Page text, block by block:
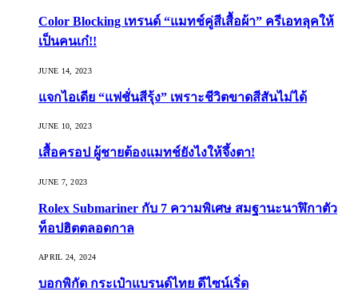
Color Blocking เทรนด์ “แมทช์คู่สีเสื้อผ้า” ครีเอทลุคให้
เป็นคนเก๋!!
JUNE 14, 2023
แจกไอเดีย “แฟชั่นสีรุ้ง” เพราะชีวิตขาดสีสันไม่ได้
JUNE 10, 2023
เสื้อครอป ผู้ชายต้องแมทช์ยังไงให้จึ้งตา!
JUNE 7, 2023
Rolex Submariner กับ 7 ความพิเศษ สมฐานะนาฬิกาตัว
ท็อปฮิตตลอดกาล
APRIL 24, 2024
บอกพิกัด กระเป๋าแบรนด์ไทย ดีไซน์เริ่ด